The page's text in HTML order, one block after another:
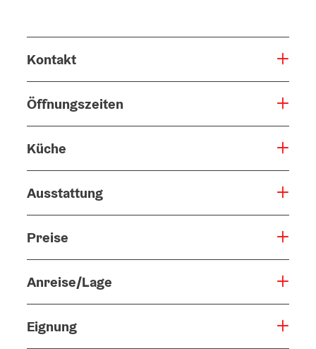
Kontakt
Öffnungszeiten
Küche
Ausstattung
Preise
Anreise/Lage
Eignung